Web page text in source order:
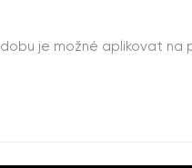
je možné aplikovat na